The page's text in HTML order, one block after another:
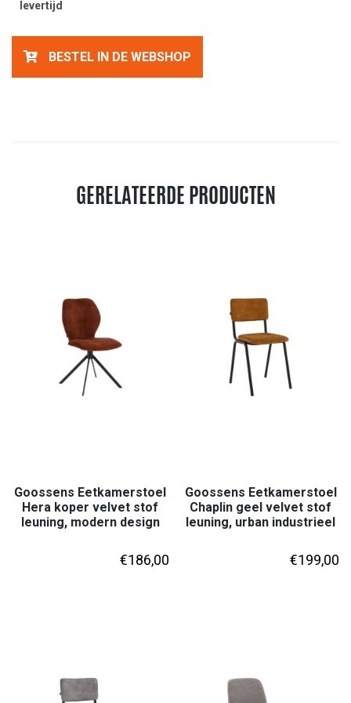
levertijd
BESTEL IN DE WEBSHOP
GERELATEERDE PRODUCTEN
Goossens Eetkamerstoel
Hera koper velvet stof
leuning, modern design
€186,00
Goossens Eetkamerstoel
Chaplin geel velvet stof
leuning, urban industrieel
€199,00